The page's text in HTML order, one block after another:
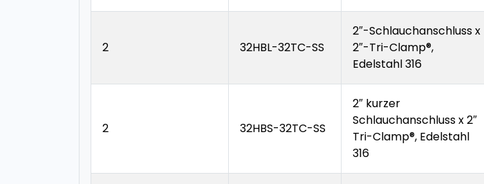
2 32HBL-32TC-SS
2″-Schlauchanschluss x
2″-Tri-Clamp®,
Edelstahl 316
2 32HBS-32TC-SS
2″ kurzer
Schlauchanschluss x 2″
Tri-Clamp®, Edelstahl
316